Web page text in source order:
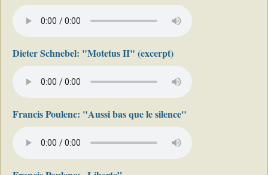
Dieter Schnebel: "Motetus II" (excerpt)
Francis Poulenc: "Aussi bas que le silence"